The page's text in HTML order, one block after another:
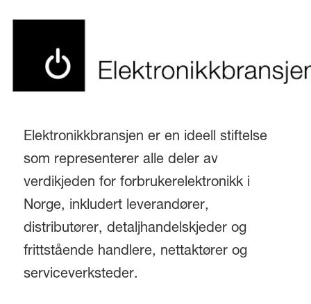
Elektronikkbransjen er en ideell stiftelse
som representerer alle deler av
verdikjeden for forbrukerelektronikk i
Norge, inkludert leverandører,
distributører, detaljhandelskjeder og
frittstående handlere, nettaktører og
serviceverksteder.